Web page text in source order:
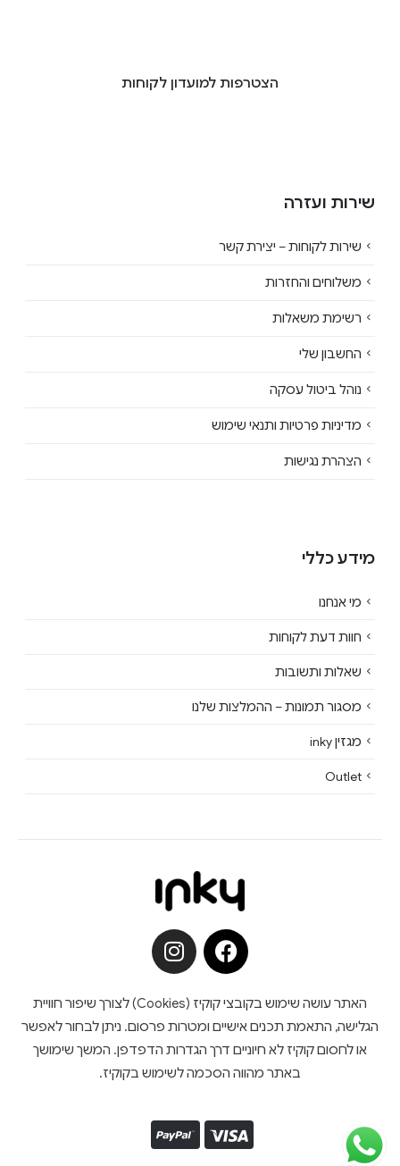
הצטרפות למועדון לקוחות
שירות ועזרה
שירות לקוחות – יצירת קשר
משלוחים והחזרות
רשימת משאלות
החשבון שלי
נוהל ביטול עסקה
מדיניות פרטיות ותנאי שימוש
הצהרת נגישות
מידע כללי
מי אנחנו
חוות דעת לקוחות
שאלות ותשובות
מסגור תמונות – ההמלצות שלנו
מגזין inky
Outlet
האתר עושה שימוש בקובצי קוקיז (Cookies) לצורך שיפור חוויית
הגלישה, התאמת תכנים אישיים ומטרות פרסום. ניתן לבחור לאפשר
או לחסום קוקיז לא חיוניים דרך הגדרות הדפדפן. המשך שימושך
באתר מהווה הסכמה לשימוש בקוקיז.